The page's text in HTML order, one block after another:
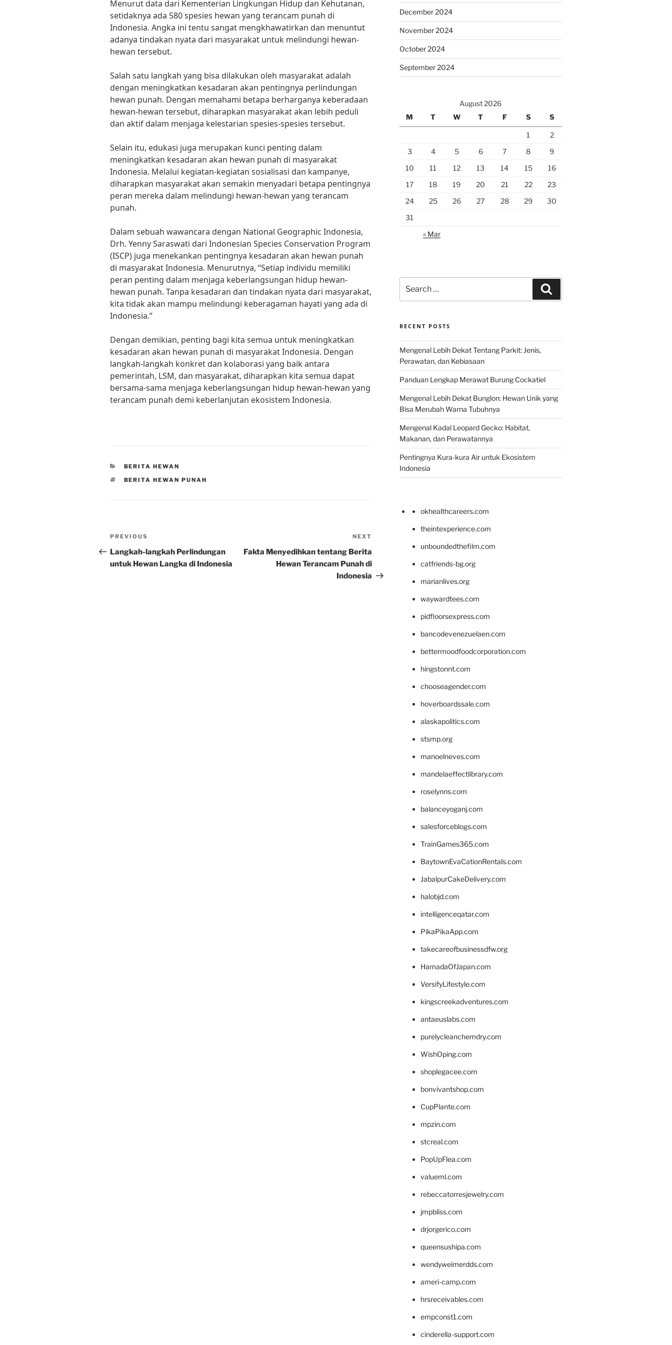
Menurut data dari Kementerian Lingkungan Hidup dan Kehutanan,
setidaknya ada 580 spesies hewan yang terancam punah di
Indonesia. Angka ini tentu sangat mengkhawatirkan dan menuntut
adanya tindakan nyata dari masyarakat untuk melindungi hewan-
hewan tersebut.
Salah satu langkah yang bisa dilakukan oleh masyarakat adalah
dengan meningkatkan kesadaran akan pentingnya perlindungan
hewan punah. Dengan memahami betapa berharganya keberadaan
hewan-hewan tersebut, diharapkan masyarakat akan lebih peduli
dan aktif dalam menjaga kelestarian spesies-spesies tersebut.
Selain itu, edukasi juga merupakan kunci penting dalam
meningkatkan kesadaran akan hewan punah di masyarakat
Indonesia. Melalui kegiatan-kegiatan sosialisasi dan kampanye,
diharapkan masyarakat akan semakin menyadari betapa pentingnya
peran mereka dalam melindungi hewan-hewan yang terancam
punah.
Dalam sebuah wawancara dengan National Geographic Indonesia,
Drh. Yenny Saraswati dari Indonesian Species Conservation Program
(ISCP) juga menekankan pentingnya kesadaran akan hewan punah
di masyarakat Indonesia. Menurutnya, “Setiap individu memiliki
peran penting dalam menjaga keberlangsungan hidup hewan-
hewan punah. Tanpa kesadaran dan tindakan nyata dari masyarakat,
kita tidak akan mampu melindungi keberagaman hayati yang ada di
Indonesia.”
Dengan demikian, penting bagi kita semua untuk meningkatkan
kesadaran akan hewan punah di masyarakat Indonesia. Dengan
langkah-langkah konkret dan kolaborasi yang baik antara
pemerintah, LSM, dan masyarakat, diharapkan kita semua dapat
bersama-sama menjaga keberlangsungan hidup hewan-hewan yang
terancam punah demi keberlanjutan ekosistem Indonesia.
CATEGORIES
BERITA HEWAN
TAGS
BERITA HEWAN PUNAH
Post
navigation
Previous
Post
PREVIOUS
Langkah-langkah Perlindungan
untuk Hewan Langka di Indonesia
NEXT
Fakta Menyedihkan tentang Berita
Hewan Terancam Punah di
Indonesia
December 2024
November 2024
October 2024
September 2024
August 2026
M
T W T F S S
1
2
3
4 5 6 7 8
9
10
11 12 13 14 15
16
17
18 19 20 21 22
23
24
25 26 27 28 29
30
31
« Mar
for:
RECENT POSTS
Mengenal Lebih Dekat Tentang Parkit: Jenis,
Perawatan, dan Kebiasaan
Panduan Lengkap Merawat Burung Cockatiel
Mengenal Lebih Dekat Bunglon: Hewan Unik yang
Bisa Merubah Warna Tubuhnya
Mengenal Kadal Leopard Gecko: Habitat,
Makanan, dan Perawatannya
Pentingnya Kura-kura Air untuk Ekosistem
Indonesia
okhealthcareers.com
theintexperience.com
unboundedthefilm.com
catfriends-bg.org
marianlives.org
waywardtees.com
pidfloorsexpress.com
bancodevenezuelaen.com
bettermoodfoodcorporation.com
hingstonnt.com
chooseagender.com
hoverboardssale.com
alaskapolitics.com
stsmp.org
manoelneves.com
mandelaeffectlibrary.com
roselynns.com
balanceyoganj.com
salesforceblogs.com
TrainGames365.com
BaytownEvaCationRentals.com
JabalpurCakeDelivery.com
halobjd.com
intelligenceqatar.com
PikaPikaApp.com
takecareofbusinessdfw.org
HamadaOfJapan.com
VersifyLifestyle.com
kingscreekadventures.com
antaeuslabs.com
purelycleanchemdry.com
WishOping.com
shoplegacee.com
bonvivantshop.com
CupPlante.com
mpzin.com
stcreal.com
PopUpFlea.com
valueml.com
rebeccatorresjewelry.com
jmpbliss.com
drjorgerico.com
queensushipa.com
wendyweimerdds.com
ameri-camp.com
hrsreceivables.com
empconst1.com
cinderella-support.com